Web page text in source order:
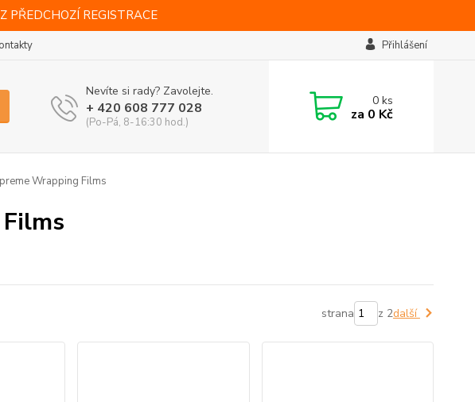
PŘEDCHOZÍ REGISTRACE
Přihlášení
Nevíte si rady? Zavolejte.
+ 420 608 777 028
(Po-Pá, 8-16:30 hod.)
0ks
za 0 Kč
Wrapping Films
strana z 2další